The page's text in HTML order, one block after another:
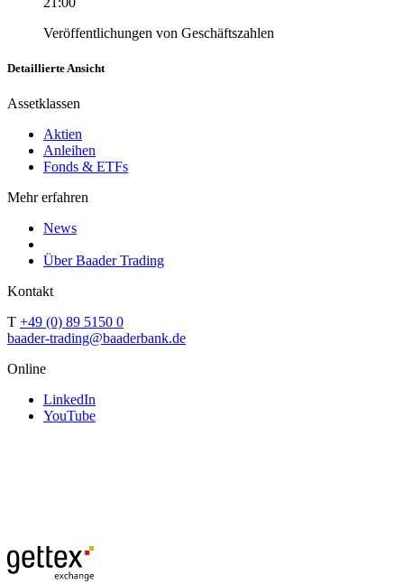
Veröffentlichungen von Geschäftszahlen
Detaillierte Ansicht
Assetklassen
Aktien
Anleihen
Fonds & ETFs
Mehr erfahren
News
Über Baader Trading
Kontakt
T +49 (0) 89 5150 0
baader-trading@baaderbank.de
Online
LinkedIn
YouTube